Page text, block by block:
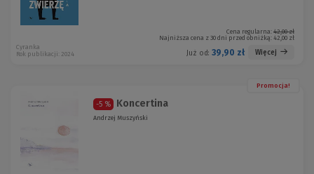
Cena regularna: 42,00 zł
Najniższa cena z 30 dni przed obniżką: 42,00 zł
Już od: 39,90 zł Więcej
Cyranka
Rok publikacji: 2024
Promocja!
-5 % Koncertina
Andrzej Muszyński